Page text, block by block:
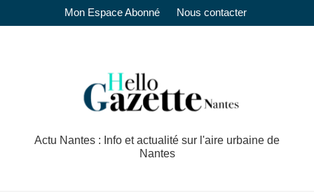
Mon Espace Abonné Nous contacter
Actu Nantes : Info et actualité sur l'aire urbaine de
Nantes